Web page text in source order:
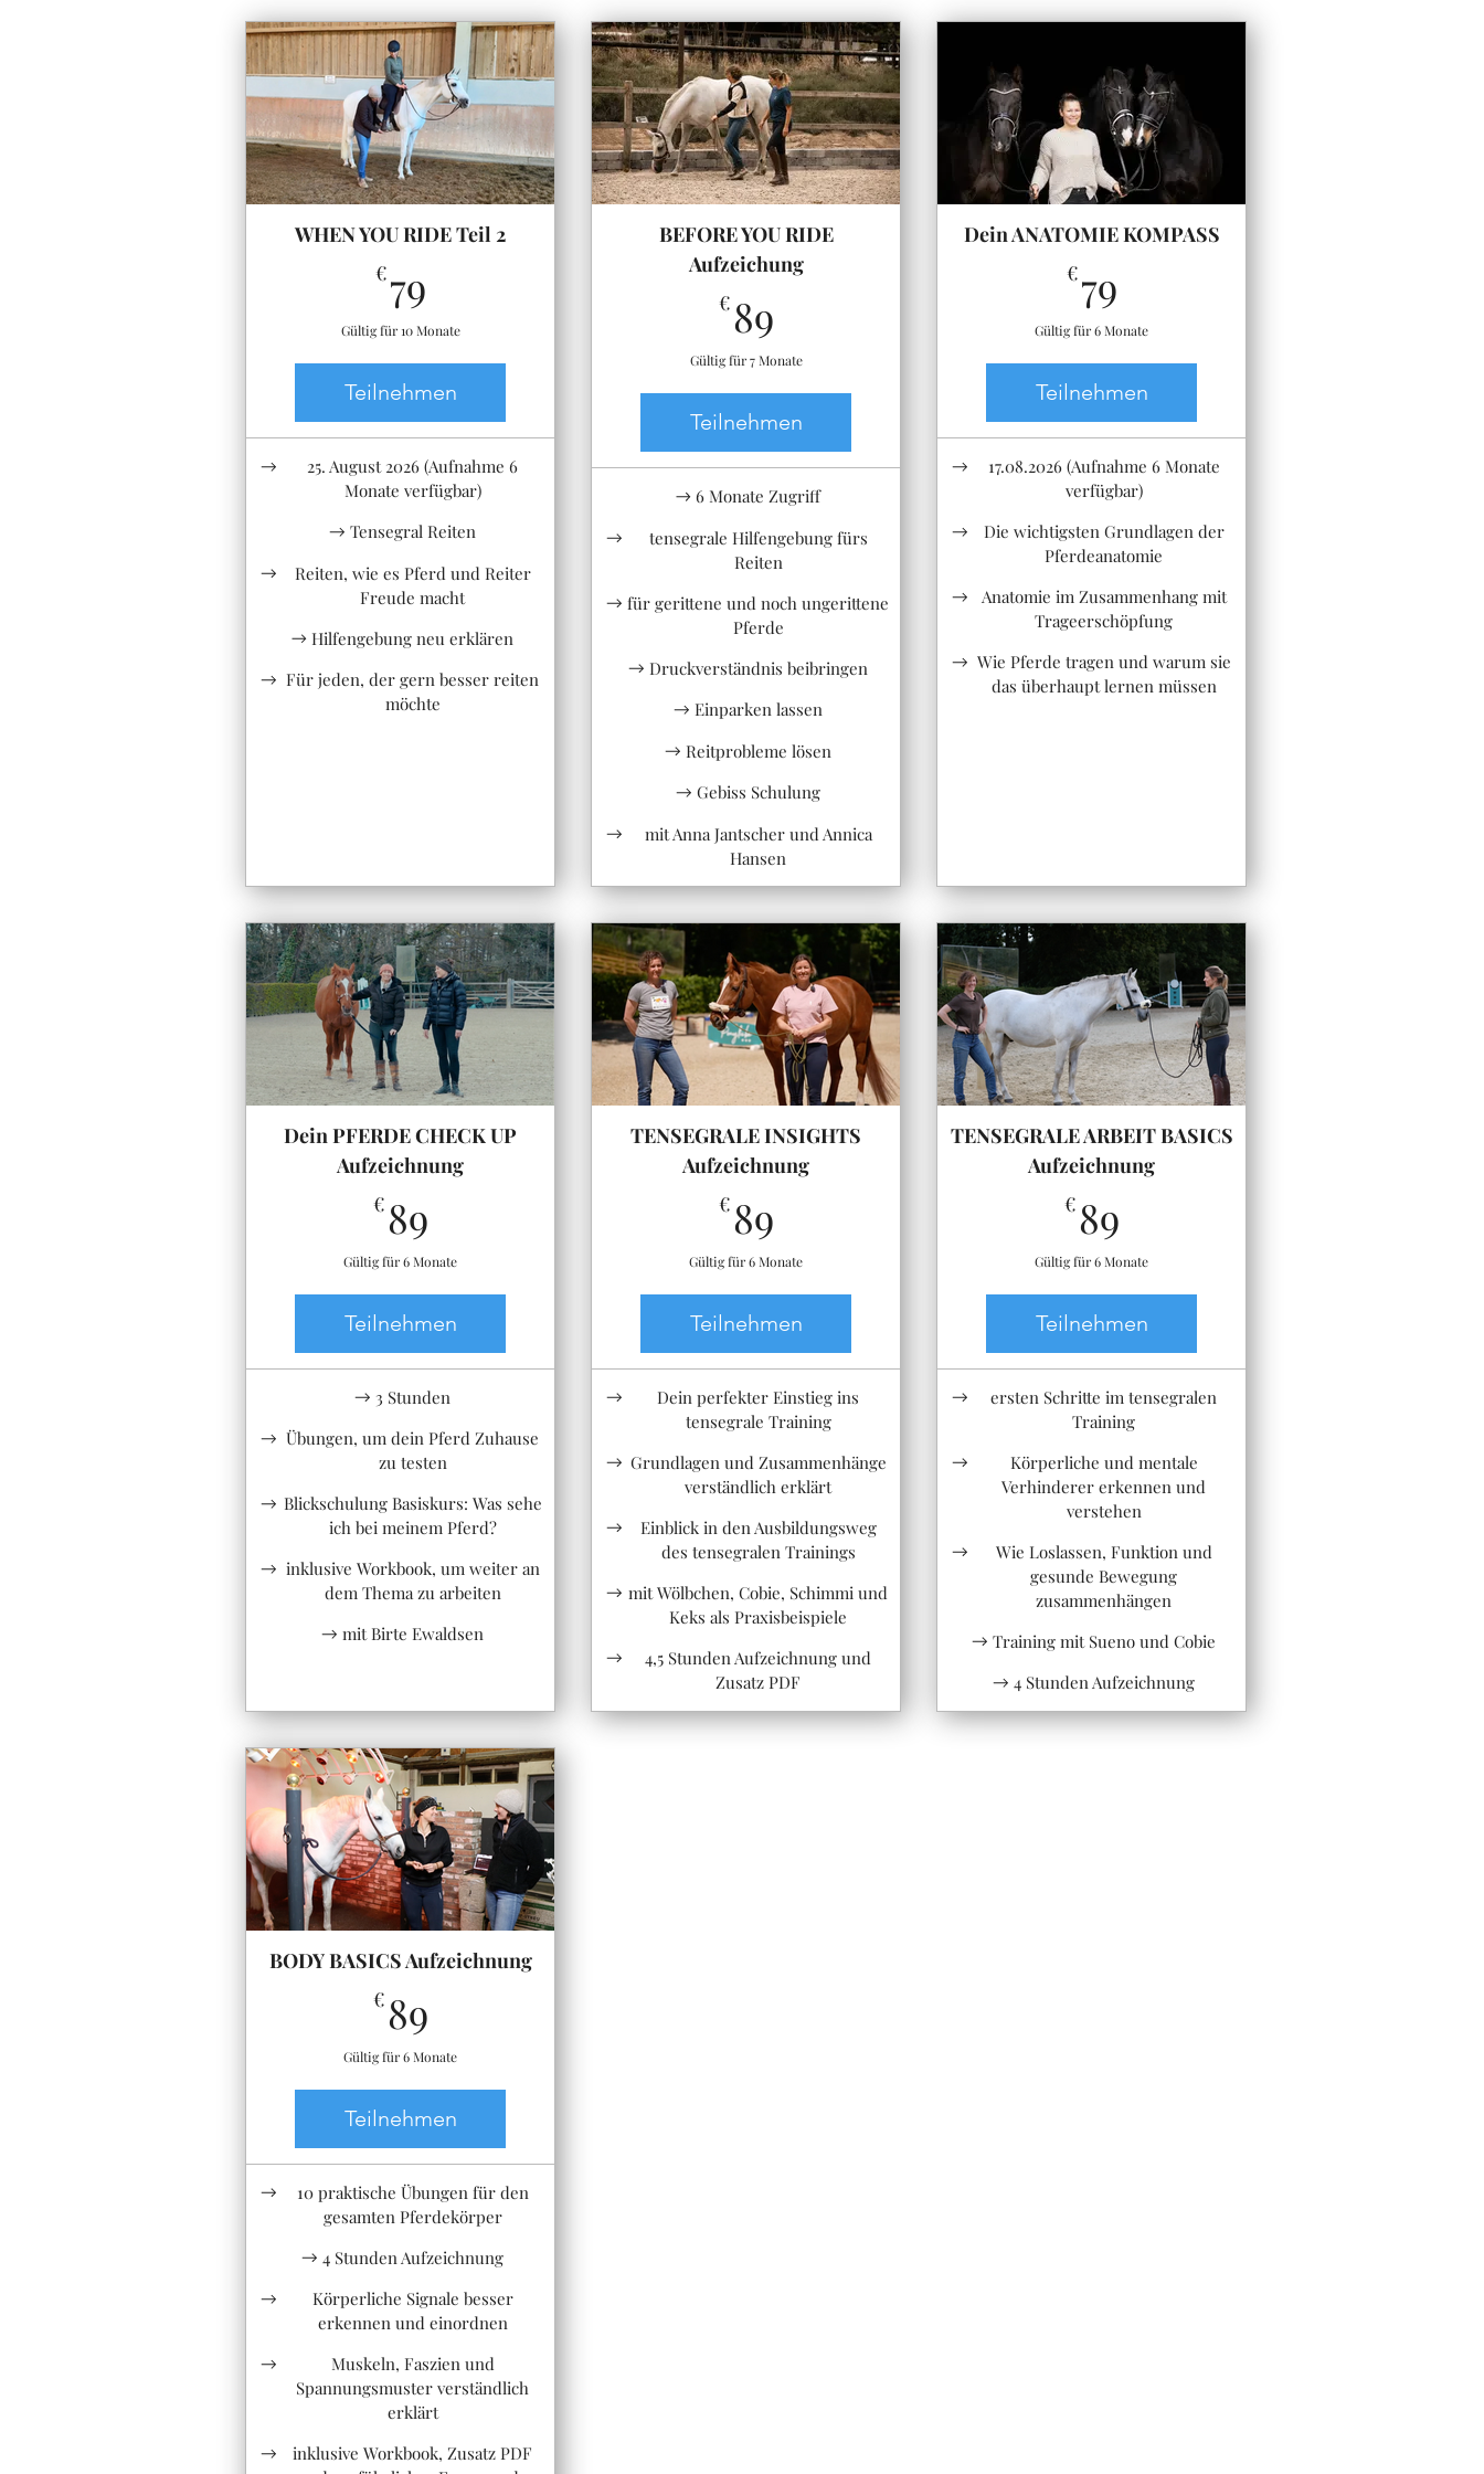
WHEN YOU RIDE Teil 2
€79
Gültig für 10 Monate
Teilnehmen
25. August 2026 (Aufnahme 6
Monate verfügbar)
Tensegral Reiten
Reiten, wie es Pferd und Reiter
Freude macht
Hilfengebung neu erklären
Für jeden, der gern besser reiten
möchte
BEFORE YOU RIDE
Aufzeichung
€ 89
Gültig für 7 Monate
Teilnehmen
6 Monate Zugriff
tensegrale Hilfengebung fürs
Reiten
für gerittene und noch ungerittene
Pferde
Druckverständnis beibringen
Einparken lassen
Reitprobleme lösen
Gebiss Schulung
mit Anna Jantscher und Annica
Hansen
Dein ANATOMIE KOMPASS
€79
Gültig für 6 Monate
Teilnehmen
17.08.2026 (Aufnahme 6 Monate
verfügbar)
Die wichtigsten Grundlagen der
Pferdeanatomie
Anatomie im Zusammenhang mit
Trageerschöpfung
Wie Pferde tragen und warum sie
das überhaupt lernen müssen
Dein PFERDE CHECK UP
Aufzeichnung
€ 89
Gültig für 6 Monate
Teilnehmen
3 Stunden
Übungen, um dein Pferd Zuhause
zu testen
Blickschulung Basiskurs: Was sehe
ich bei meinem Pferd?
inklusive Workbook, um weiter an
dem Thema zu arbeiten
mit Birte Ewaldsen
TENSEGRALE INSIGHTS
Aufzeichnung
€ 89
Gültig für 6 Monate
Teilnehmen
Dein perfekter Einstieg ins
tensegrale Training
Grundlagen und Zusammenhänge
verständlich erklärt
Einblick in den Ausbildungsweg
des tensegralen Trainings
mit Wölbchen, Cobie, Schimmi und
Keks als Praxisbeispiele
4,5 Stunden Aufzeichnung und
Zusatz PDF
TENSEGRALE ARBEIT BASICS
Aufzeichnung
€ 89
Gültig für 6 Monate
Teilnehmen
ersten Schritte im tensegralen
Training
Körperliche und mentale
Verhinderer erkennen und
verstehen
Wie Loslassen, Funktion und
gesunde Bewegung
zusammenhängen
Training mit Sueno und Cobie
4 Stunden Aufzeichnung
BODY BASICS Aufzeichnung
€ 89
Gültig für 6 Monate
Teilnehmen
10 praktische Übungen für den
gesamten Pferdekörper
4 Stunden Aufzeichnung
Körperliche Signale besser
erkennen und einordnen
Muskeln, Faszien und
Spannungsmuster verständlich
erklärt
inklusive Workbook, Zusatz PDF